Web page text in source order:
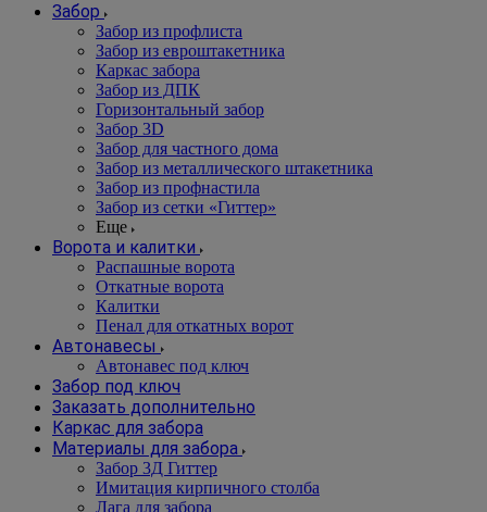
Забор
Забор из профлиста
Забор из евроштакетника
Каркас забора
Забор из ДПК
Горизонтальный забор
Забор 3D
Забор для частного дома
Забор из металлического штакетника
Забор из профнастила
Забор из сетки «Гиттер»
Еще
Ворота и калитки
Распашные ворота
Откатные ворота
Калитки
Пенал для откатных ворот
Автонавесы
Автонавес под ключ
Забор под ключ
Заказать дополнительно
Каркас для забора
Материалы для забора
Забор 3Д Гиттер
Имитация кирпичного столба
Лага для забора